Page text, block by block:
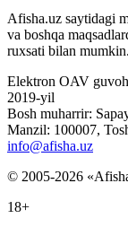
Afisha.uz saytidagi
va boshqa
ruxsati bilan mumkin.
Elektron OAV
2019-yil
Bosh muharrir:
Manzil: 100007,
info@afisha.uz
© 2005-2026
18+